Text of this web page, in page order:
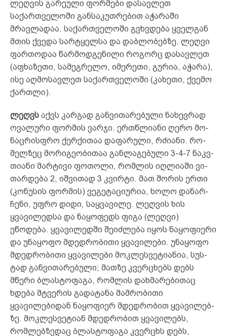
ლეღვის გარეული ფორმები დასავლეთ
საქართველოში განსაკუთრებით აჭარაში
მრავლადაა. საქართველოში გვხვ­დე­ბა ყველგან
მთის ქვედა სარტყელსა და დაბლობებზე. ლეღ­ვი
ფართოდაა წარმოდგენილი როგორც დასავლეთ
(აფ­ხა­­ზეთი, სამეგრელო, იმერეთი, გურია, აჭარა),
ისე აღმო­სავ­ლეთ საქართველოში (კახეთი, ქვემო
ქართლი).
ლეღვს აქვს კარ­გად გან­ვი­თა­რე­ბუ­ლი ნა­ხევ­რად
ოვ­ალ­უ­რი ფორ­­მის ვარ­ჯი. ერ­თწლი­ა­ნი ღე­რო მო­
ნაც­რის­ფრო ქერ­­ქი­თაა და­ფა­რუ­­ლი, რძი­ა­ნი. რო­
მელ­ზე­ც მორიგეობითაა გან­ლა­გებუ­ლი 3-4-7 ნაკვ­
თი­ა­ნი მარტივი ფო­თო­ლი, რომლის იღ­ლი­ა­ში ვი­
თარ­დე­ბა 2, იშ­ვი­თად 3 კვირ­ტი. მათ შო­რის ერ­­თი
(კო­ნუ­სის ფორ­მის) ვე­გე­ტა­ცი­ურ­ია, ხო­ლო და­ნარ­
ჩე­ნი, უფ­რო დი­დი, საყ­ვა­ვი­ლე. ლეღვის ხის
ყვავილედსა და ნაყო­ფედს ფი­გა (ლეღვი)
ეწოდება. ყვავილედში შეიძლება იყოს ნაყოფიერი
და უნა­ყო­ფო მდედრობითი ყვავილები. უნა­ყოფო
მდედრობითი ყვა­ვი­ლე­ბი მოკლესვეტიანია, სუს­
ტად გან­ვითა­რებული; მათზე კვერცხებს დებს
მწერი ბლას­ტო­ფაგა, რომლის დახმარებითაც
ხდება მტვერის გადატანა მამ­რო­ბითი
ყვავილებიდან ნაყო­ფიერ მდედრობით ყვავი­ლებ­
ზე. მოკლესვეტიან მდედრობით ყვა­ვილებს,
რომლებ­ზედაც ბლასტოფაგა კვერცხს დებს,